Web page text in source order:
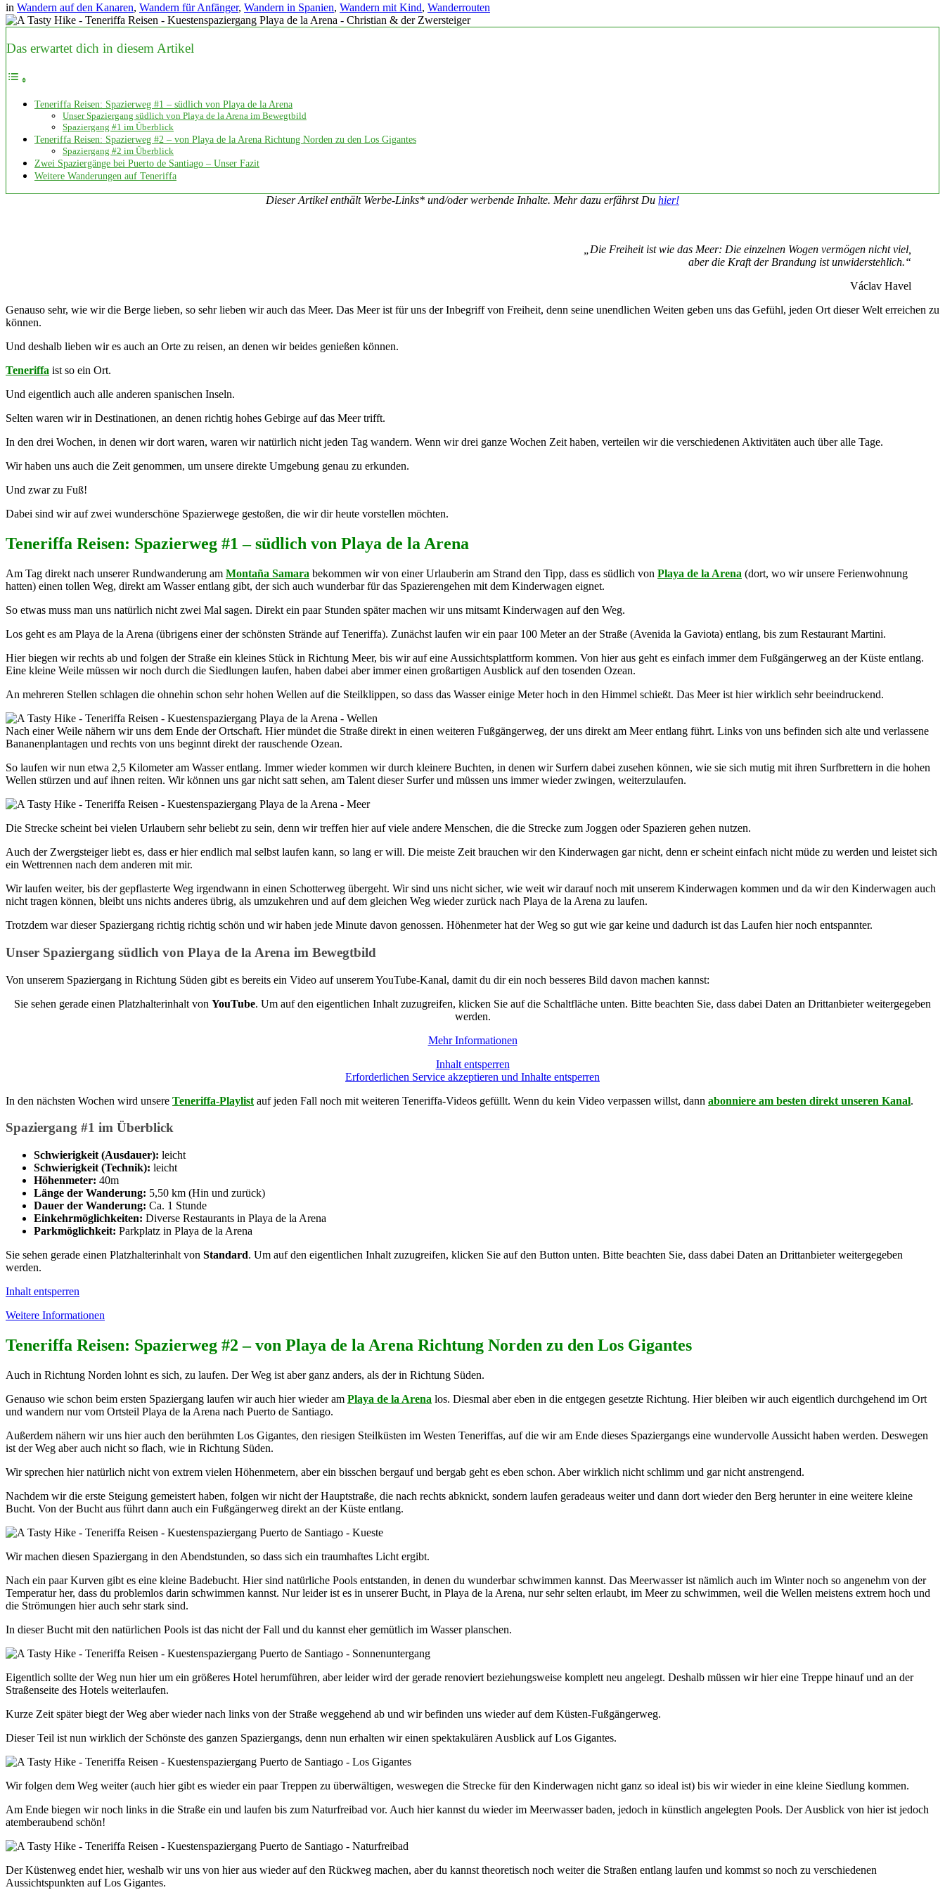
in Wandern auf den Kanaren, Wandern für Anfänger, Wandern in Spanien, Wandern mit Kind, Wanderrouten
Das erwartet dich in diesem Artikel
Teneriffa Reisen: Spazierweg #1 – südlich von Playa de la Arena
Unser Spaziergang südlich von Playa de la Arena im Bewegtbild
Spaziergang #1 im Überblick
Teneriffa Reisen: Spazierweg #2 – von Playa de la Arena Richtung Norden zu den Los Gigantes
Spaziergang #2 im Überblick
Zwei Spaziergänge bei Puerto de Santiago – Unser Fazit
Weitere Wanderungen auf Teneriffa
Dieser Artikel enthält Werbe-Links* und/oder werbende Inhalte. Mehr dazu erfährst Du hier!
„Die Freiheit ist wie das Meer: Die einzelnen Wogen vermögen nicht viel,
aber die Kraft der Brandung ist unwiderstehlich.“
Václav Havel
Genauso sehr, wie wir die Berge lieben, so sehr lieben wir auch das Meer. Das Meer ist für uns der Inbegriff von Freiheit, denn seine unendlichen Weiten geben uns das Gefühl, jeden Ort dieser Welt erreichen zu
können.
Und deshalb lieben wir es auch an Orte zu reisen, an denen wir beides genießen können.
Teneriffa ist so ein Ort.
Und eigentlich auch alle anderen spanischen Inseln.
Selten waren wir in Destinationen, an denen richtig hohes Gebirge auf das Meer trifft.
In den drei Wochen, in denen wir dort waren, waren wir natürlich nicht jeden Tag wandern. Wenn wir drei ganze Wochen Zeit haben, verteilen wir die verschiedenen Aktivitäten auch über alle Tage.
Wir haben uns auch die Zeit genommen, um unsere direkte Umgebung genau zu erkunden.
Und zwar zu Fuß!
Dabei sind wir auf zwei wunderschöne Spazierwege gestoßen, die wir dir heute vorstellen möchten.
Teneriffa Reisen: Spazierweg #1 – südlich von Playa de la Arena
Am Tag direkt nach unserer Rundwanderung am Montaña Samara bekommen wir von einer Urlauberin am Strand den Tipp, dass es südlich von Playa de la Arena (dort, wo wir unsere Ferienwohnung
hatten) einen tollen Weg, direkt am Wasser entlang gibt, der sich auch wunderbar für das Spazierengehen mit dem Kinderwagen eignet.
So etwas muss man uns natürlich nicht zwei Mal sagen. Direkt ein paar Stunden später machen wir uns mitsamt Kinderwagen auf den Weg.
Los geht es am Playa de la Arena (übrigens einer der schönsten Strände auf Teneriffa). Zunächst laufen wir ein paar 100 Meter an der Straße (Avenida la Gaviota) entlang, bis zum Restaurant Martini.
Hier biegen wir rechts ab und folgen der Straße ein kleines Stück in Richtung Meer, bis wir auf eine Aussichtsplattform kommen. Von hier aus geht es einfach immer dem Fußgängerweg an der Küste entlang.
Eine kleine Weile müssen wir noch durch die Siedlungen laufen, haben dabei aber immer einen großartigen Ausblick auf den tosenden Ozean.
An mehreren Stellen schlagen die ohnehin schon sehr hohen Wellen auf die Steilklippen, so dass das Wasser einige Meter hoch in den Himmel schießt. Das Meer ist hier wirklich sehr beeindruckend.
Nach einer Weile nähern wir uns dem Ende der Ortschaft. Hier mündet die Straße direkt in einen weiteren Fußgängerweg, der uns direkt am Meer entlang führt. Links von uns befinden sich alte und verlassene
Bananenplantagen und rechts von uns beginnt direkt der rauschende Ozean.
So laufen wir nun etwa 2,5 Kilometer am Wasser entlang. Immer wieder kommen wir durch kleinere Buchten, in denen wir Surfern dabei zusehen können, wie sie sich mutig mit ihren Surfbrettern in die hohen
Wellen stürzen und auf ihnen reiten. Wir können uns gar nicht satt sehen, am Talent dieser Surfer und müssen uns immer wieder zwingen, weiterzulaufen.
Die Strecke scheint bei vielen Urlaubern sehr beliebt zu sein, denn wir treffen hier auf viele andere Menschen, die die Strecke zum Joggen oder Spazieren gehen nutzen.
Auch der Zwergsteiger liebt es, dass er hier endlich mal selbst laufen kann, so lang er will. Die meiste Zeit brauchen wir den Kinderwagen gar nicht, denn er scheint einfach nicht müde zu werden und leistet sich
ein Wettrennen nach dem anderen mit mir.
Wir laufen weiter, bis der gepflasterte Weg irgendwann in einen Schotterweg übergeht. Wir sind uns nicht sicher, wie weit wir darauf noch mit unserem Kinderwagen kommen und da wir den Kinderwagen auch
nicht tragen können, bleibt uns nichts anderes übrig, als umzukehren und auf dem gleichen Weg wieder zurück nach Playa de la Arena zu laufen.
Trotzdem war dieser Spaziergang richtig richtig schön und wir haben jede Minute davon genossen. Höhenmeter hat der Weg so gut wie gar keine und dadurch ist das Laufen hier noch entspannter.
Unser Spaziergang südlich von Playa de la Arena im Bewegtbild
Von unserem Spaziergang in Richtung Süden gibt es bereits ein Video auf unserem YouTube-Kanal, damit du dir ein noch besseres Bild davon machen kannst:
Sie sehen gerade einen Platzhalterinhalt von YouTube. Um auf den eigentlichen Inhalt zuzugreifen, klicken Sie auf die Schaltfläche unten. Bitte beachten Sie, dass dabei Daten an Drittanbieter weitergegeben
werden.
Mehr Informationen
Inhalt entsperren
Erforderlichen Service akzeptieren und Inhalte entsperren
In den nächsten Wochen wird unsere Teneriffa-Playlist auf jeden Fall noch mit weiteren Teneriffa-Videos gefüllt. Wenn du kein Video verpassen willst, dann abonniere am besten direkt unseren Kanal.
Spaziergang #1 im Überblick
Schwierigkeit (Ausdauer): leicht
Schwierigkeit (Technik): leicht
Höhenmeter: 40m
Länge der Wanderung: 5,50 km (Hin und zurück)
Dauer der Wanderung: Ca. 1 Stunde
Einkehrmöglichkeiten: Diverse Restaurants in Playa de la Arena
Parkmöglichkeit: Parkplatz in Playa de la Arena
Sie sehen gerade einen Platzhalterinhalt von Standard. Um auf den eigentlichen Inhalt zuzugreifen, klicken Sie auf den Button unten. Bitte beachten Sie, dass dabei Daten an Drittanbieter weitergegeben
werden.
Inhalt entsperren
Weitere Informationen
Teneriffa Reisen: Spazierweg #2 – von Playa de la Arena Richtung Norden zu den Los Gigantes
Auch in Richtung Norden lohnt es sich, zu laufen. Der Weg ist aber ganz anders, als der in Richtung Süden.
Genauso wie schon beim ersten Spaziergang laufen wir auch hier wieder am Playa de la Arena los. Diesmal aber eben in die entgegen gesetzte Richtung. Hier bleiben wir auch eigentlich durchgehend im Ort
und wandern nur vom Ortsteil Playa de la Arena nach Puerto de Santiago.
Außerdem nähern wir uns hier auch den berühmten Los Gigantes, den riesigen Steilküsten im Westen Teneriffas, auf die wir am Ende dieses Spaziergangs eine wundervolle Aussicht haben werden. Deswegen
ist der Weg aber auch nicht so flach, wie in Richtung Süden.
Wir sprechen hier natürlich nicht von extrem vielen Höhenmetern, aber ein bisschen bergauf und bergab geht es eben schon. Aber wirklich nicht schlimm und gar nicht anstrengend.
Nachdem wir die erste Steigung gemeistert haben, folgen wir nicht der Hauptstraße, die nach rechts abknickt, sondern laufen geradeaus weiter und dann dort wieder den Berg herunter in eine weitere kleine
Bucht. Von der Bucht aus führt dann auch ein Fußgängerweg direkt an der Küste entlang.
Wir machen diesen Spaziergang in den Abendstunden, so dass sich ein traumhaftes Licht ergibt.
Nach ein paar Kurven gibt es eine kleine Badebucht. Hier sind natürliche Pools entstanden, in denen du wunderbar schwimmen kannst. Das Meerwasser ist nämlich auch im Winter noch so angenehm von der
Temperatur her, dass du problemlos darin schwimmen kannst. Nur leider ist es in unserer Bucht, in Playa de la Arena, nur sehr selten erlaubt, im Meer zu schwimmen, weil die Wellen meistens extrem hoch und
die Strömungen hier auch sehr stark sind.
In dieser Bucht mit den natürlichen Pools ist das nicht der Fall und du kannst eher gemütlich im Wasser planschen.
Eigentlich sollte der Weg nun hier um ein größeres Hotel herumführen, aber leider wird der gerade renoviert beziehungsweise komplett neu angelegt. Deshalb müssen wir hier eine Treppe hinauf und an der
Straßenseite des Hotels weiterlaufen.
Kurze Zeit später biegt der Weg aber wieder nach links von der Straße weggehend ab und wir befinden uns wieder auf dem Küsten-Fußgängerweg.
Dieser Teil ist nun wirklich der Schönste des ganzen Spaziergangs, denn nun erhalten wir einen spektakulären Ausblick auf Los Gigantes.
Wir folgen dem Weg weiter (auch hier gibt es wieder ein paar Treppen zu überwältigen, weswegen die Strecke für den Kinderwagen nicht ganz so ideal ist) bis wir wieder in eine kleine Siedlung kommen.
Am Ende biegen wir noch links in die Straße ein und laufen bis zum Naturfreibad vor. Auch hier kannst du wieder im Meerwasser baden, jedoch in künstlich angelegten Pools. Der Ausblick von hier ist jedoch
atemberaubend schön!
Der Küstenweg endet hier, weshalb wir uns von hier aus wieder auf den Rückweg machen, aber du kannst theoretisch noch weiter die Straßen entlang laufen und kommst so noch zu verschiedenen
Aussichtspunkten auf Los Gigantes.